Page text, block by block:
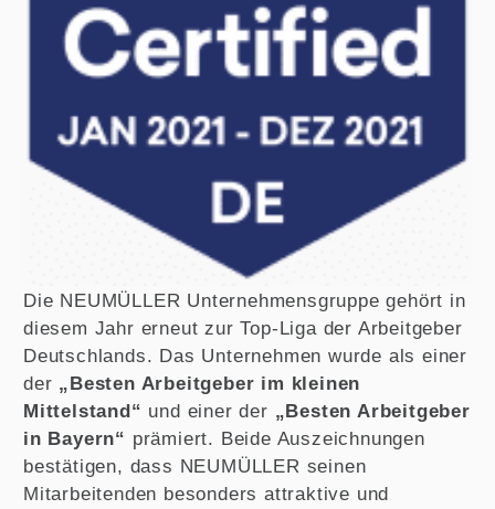
Die NEUMÜLLER Unternehmensgruppe gehört in
diesem Jahr erneut zur Top-Liga der Arbeitgeber
Deutschlands. Das Unternehmen wurde als einer
der „Besten Arbeitgeber im kleinen
Mittelstand“ und einer der „Besten Arbeitgeber
in Bayern“ prämiert. Beide Auszeichnungen
bestätigen, dass NEUMÜLLER seinen
Mitarbeitenden besonders attraktive und